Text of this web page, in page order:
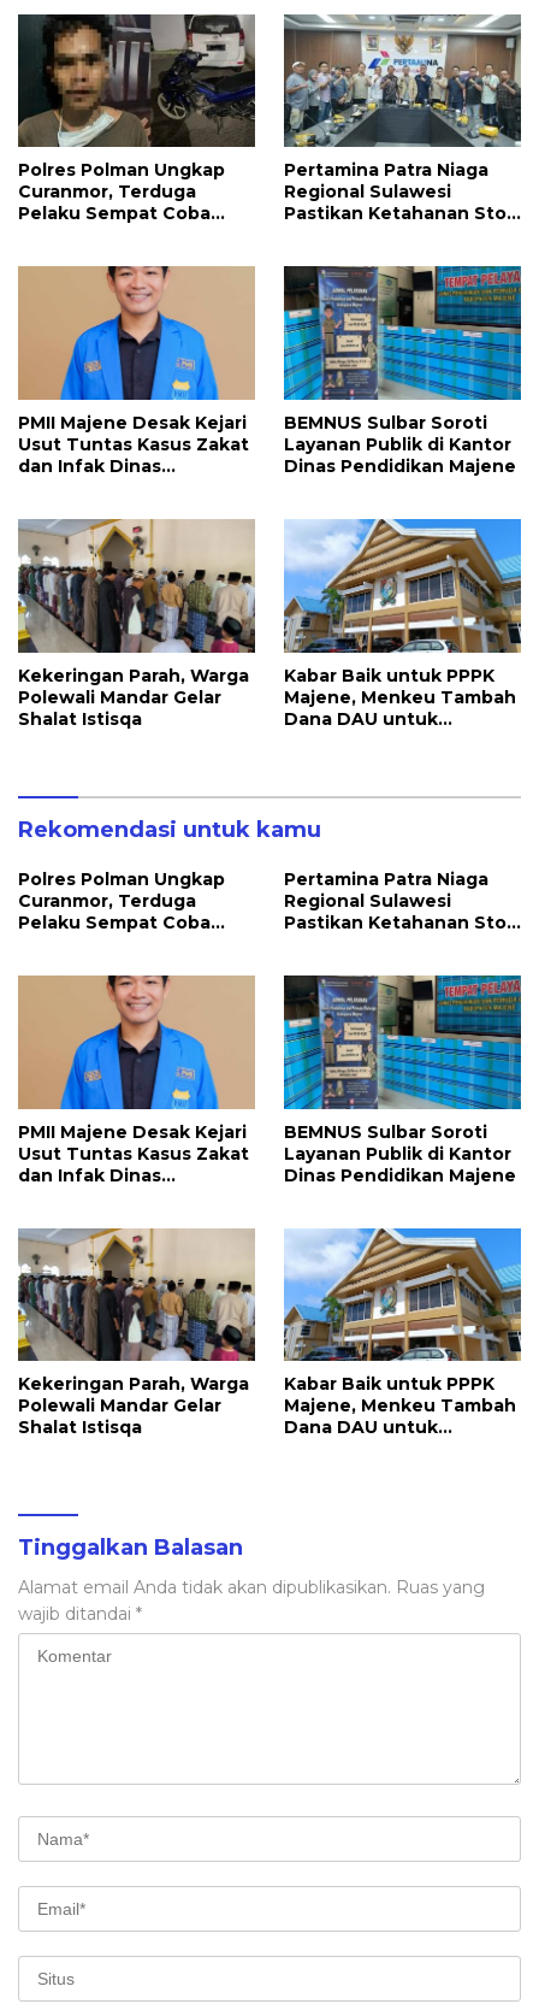
Polres Polman Ungkap
Curanmor, Terduga
Pelaku Sempat Coba
Pertamina Patra Niaga
Regional Sulawesi
Pastikan Ketahanan Stok
PMII Majene Desak Kejari
Usut Tuntas Kasus Zakat
dan Infak Dinas
BEMNUS Sulbar Soroti
Layanan Publik di Kantor
Dinas Pendidikan Majene
Kekeringan Parah, Warga
Polewali Mandar Gelar
Shalat Istisqa
Kabar Baik untuk PPPK
Majene, Menkeu Tambah
Dana DAU untuk
Rekomendasi untuk kamu
Polres Polman Ungkap
Curanmor, Terduga
Pelaku Sempat Coba
Pertamina Patra Niaga
Regional Sulawesi
Pastikan Ketahanan Stok
PMII Majene Desak Kejari
Usut Tuntas Kasus Zakat
dan Infak Dinas
BEMNUS Sulbar Soroti
Layanan Publik di Kantor
Dinas Pendidikan Majene
Kekeringan Parah, Warga
Polewali Mandar Gelar
Shalat Istisqa
Kabar Baik untuk PPPK
Majene, Menkeu Tambah
Dana DAU untuk
Tinggalkan Balasan
Alamat email Anda tidak akan dipublikasikan. Ruas yang
wajib ditandai *